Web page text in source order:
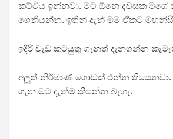
කට්ටිය ඉන්නවා. මට ඕනෙ දවසක
ගෙනියන්න. ඉතින් දැන් මම ඒකට මහන්සි
ඉදිරි වැඩ කටයුතු ගැනත් දැනගන්න
අලුත් නිර්මාණ ගොඩක් එන්න තියෙනවා.
ගැන මට දැන්ම කියන්න බැහැ.